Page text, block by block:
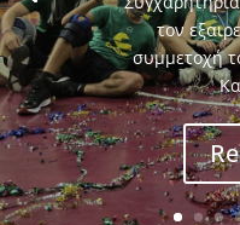
τον
συμμετοχή